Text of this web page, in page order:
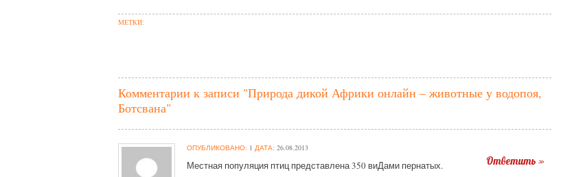
МЕТКИ:
Комментарии к записи "Природа дикой Африки онлайн – животные у водопоя,
Ботсвана"
ОПУБЛИКОВАНО: 1 ДАТА: 26.08.2013
Местная популяция птиц представлена 350 виДами пернатых. Ответить »